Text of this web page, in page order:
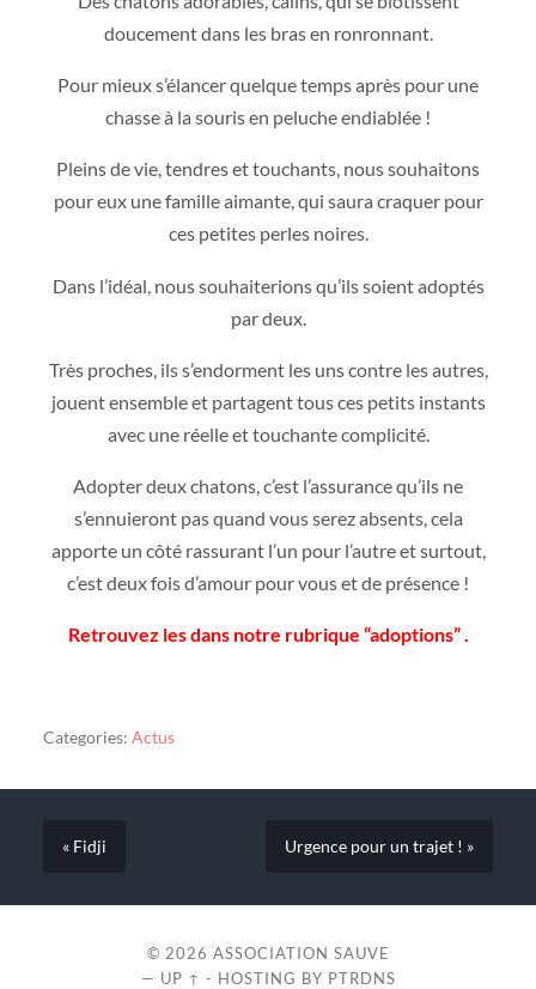
doucement dans les bras en ronronnant.
Pour mieux s’élancer quelque temps après pour une
chasse à la souris en peluche endiablée !
Pleins de vie, tendres et touchants, nous souhaitons
pour eux une famille aimante, qui saura craquer pour
ces petites perles noires.
Dans l’idéal, nous souhaiterions qu’ils soient adoptés
par deux.
Très proches, ils s’endorment les uns contre les autres,
jouent ensemble et partagent tous ces petits instants
avec une réelle et touchante complicité.
Adopter deux chatons, c’est l’assurance qu’ils ne
s’ennuieront pas quand vous serez absents, cela
apporte un côté rassurant l’un pour l’autre et surtout,
c’est deux fois d’amour pour vous et de présence !
Retrouvez les dans notre rubrique “adoptions” .
Categories: Actus
« Fidji Urgence pour un trajet ! »
© 2026 ASSOCIATION SAUVE
— UP ↑ - HOSTING BY PTRDNS